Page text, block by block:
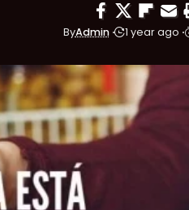
ByAdmin 1 year ago